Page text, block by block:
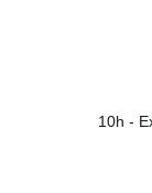
10h -